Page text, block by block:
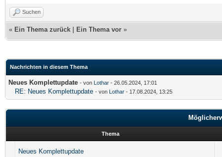
Suchen
« Ein Thema zurück Ein Thema vor »
Nachrichten in diesem Thema
Neues Komplettupdate - von Lothar - 26.05.2024, 17:01
RE: Neues Komplettupdate - von Lothar - 17.08.2024, 13:25
Thema
Neues Komplettupdate